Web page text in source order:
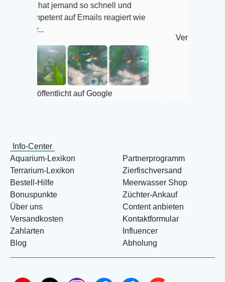
jemand so schnell und
auf Emails reagiert wie
auf Google
Veröffentlicht auf Google
Info-Center
Aquarium-Lexikon
Terrarium-Lexikon
Bestell-Hilfe
Bonuspunkte
Über uns
Versandkosten
Zahlarten
Blog
Partnerprogramm
Zierfischversand
Meerwasser Shop
Züchter-Ankauf
Content anbieten
Kontaktformular
Influencer
Abholung